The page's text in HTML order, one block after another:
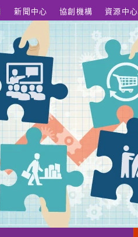
新聞中心 協創機構 資源中心